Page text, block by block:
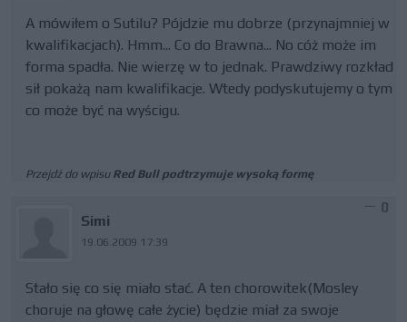
A mówiłem o Sutilu? Pójdzie mu dobrze (przynajmniej w
kwalifikacjach). Hmm... Co do Brawna... No cóż może im
forma spadła. Nie wierzę w to jednak. Prawdziwy rozkład
sił pokażą nam kwalifikacje. Wtedy podyskutujemy o tym
co może być na wyścigu.
Przejdź do wpisu Red Bull podtrzymuje wysoką formę
Simi
19.06.2009 17:39
0
Stało się co się miało stać. A ten chorowitek(Mosley
choruje na głowę całe życie) będzie miał za swoje